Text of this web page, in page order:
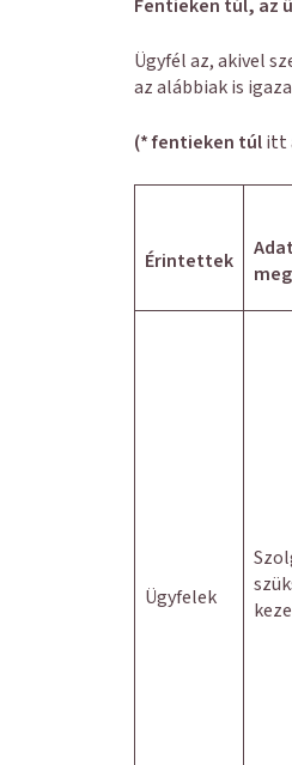
Fentieken túl, az
Ügyfél az, akivel
az alábbiak is
(* fentieken túlitt
Érintettek
Ügyfelek